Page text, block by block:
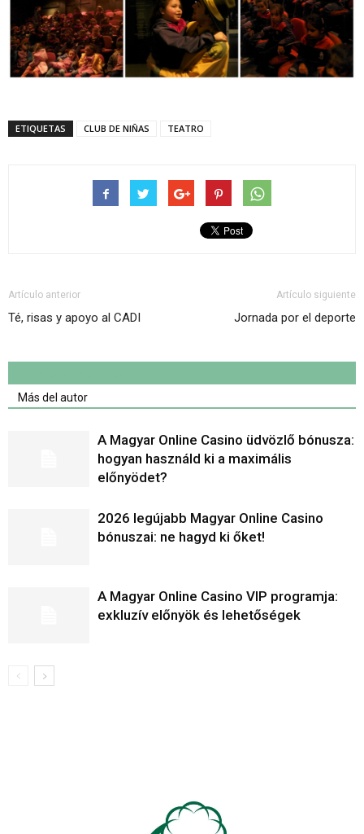
ETIQUETAS CLUB DE NIÑAS TEATRO
Artículo anterior
Té, risas y apoyo al CADI
Artículo siguiente
Jornada por el deporte
Más del autor
A Magyar Online Casino üdvözlő bónusza:
hogyan használd ki a maximális
előnyödet?
2026 legújabb Magyar Online Casino
bónuszai: ne hagyd ki őket!
A Magyar Online Casino VIP programja:
exkluzív előnyök és lehetőségek